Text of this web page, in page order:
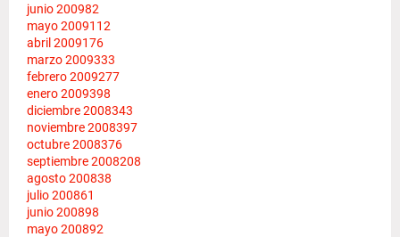
junio 200982
mayo 2009112
abril 2009176
marzo 2009333
febrero 2009277
enero 2009398
diciembre 2008343
noviembre 2008397
octubre 2008376
septiembre 2008208
agosto 200838
julio 200861
junio 200898
mayo 200892